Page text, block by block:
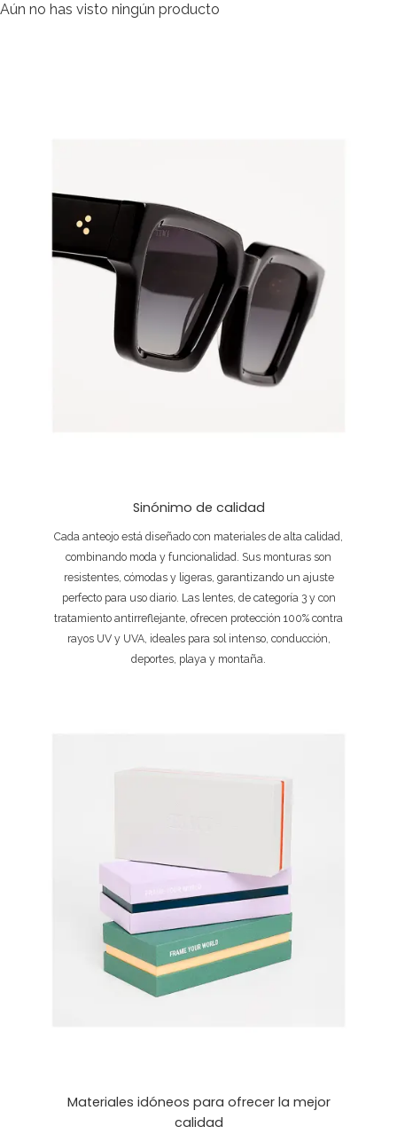
Aún no has visto ningún producto
Sinónimo de calidad
Cada anteojo está diseñado con materiales de alta calidad,
combinando moda y funcionalidad. Sus monturas son
resistentes, cómodas y ligeras, garantizando un ajuste
perfecto para uso diario. Las lentes, de categoría 3 y con
tratamiento antirreflejante, ofrecen protección 100% contra
rayos UV y UVA, ideales para sol intenso, conducción,
deportes, playa y montaña.
Materiales idóneos para ofrecer la mejor
calidad